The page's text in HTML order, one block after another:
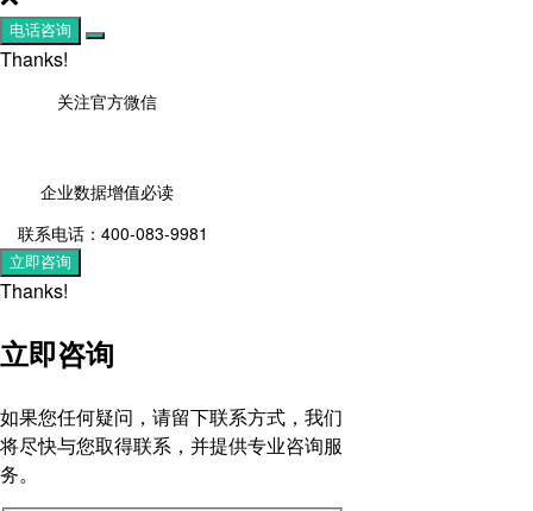
电话咨询
Thanks!
关注官方微信
企业数据增值必读
联系电话：400-083-9981
立即咨询
Thanks!
立即咨询
如果您任何疑问，请留下联系方式，我们
将尽快与您取得联系，并提供专业咨询服
务。